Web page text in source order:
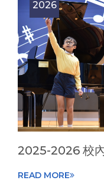
2025-2026 校
2026
READ MORE